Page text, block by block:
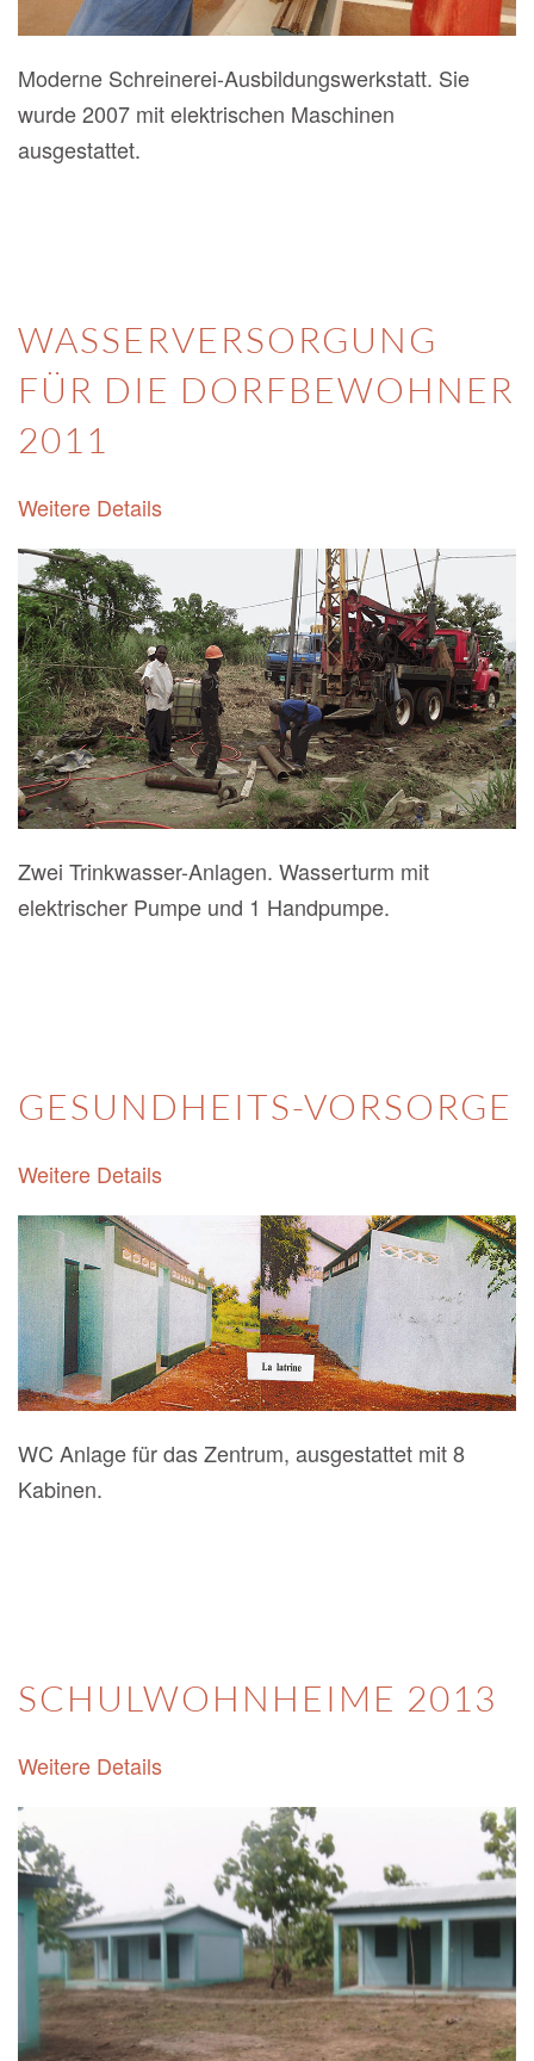
Moderne Schreinerei-Ausbildungswerkstatt. Sie
wurde 2007 mit elektrischen Maschinen
ausgestattet.
WASSERVERSORGUNG
FÜR DIE DORFBEWOHNER
2011
Weitere Details
Zwei Trinkwasser-Anlagen. Wasserturm mit
elektrischer Pumpe und 1 Handpumpe.
GESUNDHEITS-VORSORGE
Weitere Details
WC Anlage für das Zentrum, ausgestattet mit 8
Kabinen.
SCHULWOHNHEIME 2013
Weitere Details